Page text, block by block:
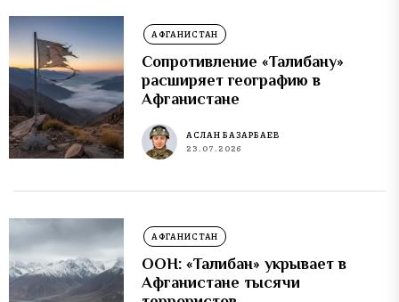
АФГАНИСТАН
Сопротивление «Талибану»
расширяет географию в
Афганистане
АСЛАН БАЗАРБАЕВ
23.07.2026
АФГАНИСТАН
ООН: «Талибан» укрывает в
Афганистане тысячи